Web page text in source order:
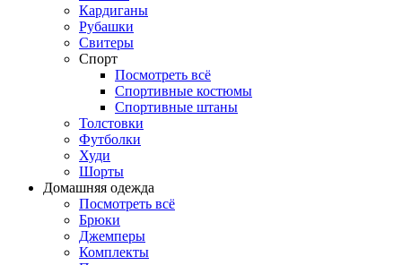
Кардиганы
Рубашки
Свитеры
Спорт
Посмотреть всё
Спортивные костюмы
Спортивные штаны
Толстовки
Футболки
Худи
Шорты
Домашняя одежда
Посмотреть всё
Брюки
Джемперы
Комплекты